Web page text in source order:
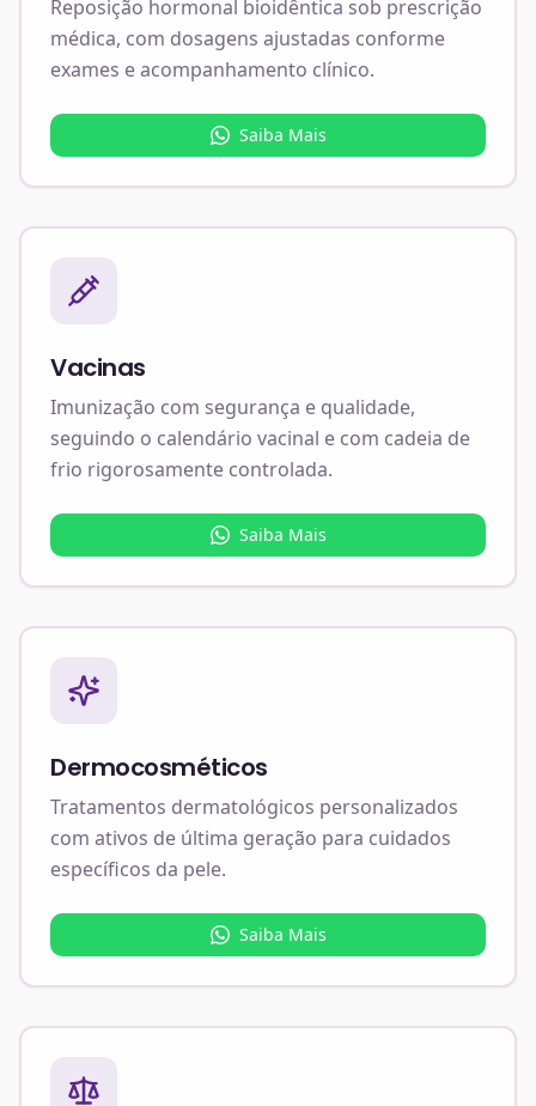
Reposição hormonal bioidêntica sob prescrição
médica, com dosagens ajustadas conforme
exames e acompanhamento clínico.
Saiba Mais
Vacinas
Imunização com segurança e qualidade,
seguindo o calendário vacinal e com cadeia de
frio rigorosamente controlada.
Saiba Mais
Dermocosméticos
Tratamentos dermatológicos personalizados
com ativos de última geração para cuidados
específicos da pele.
Saiba Mais